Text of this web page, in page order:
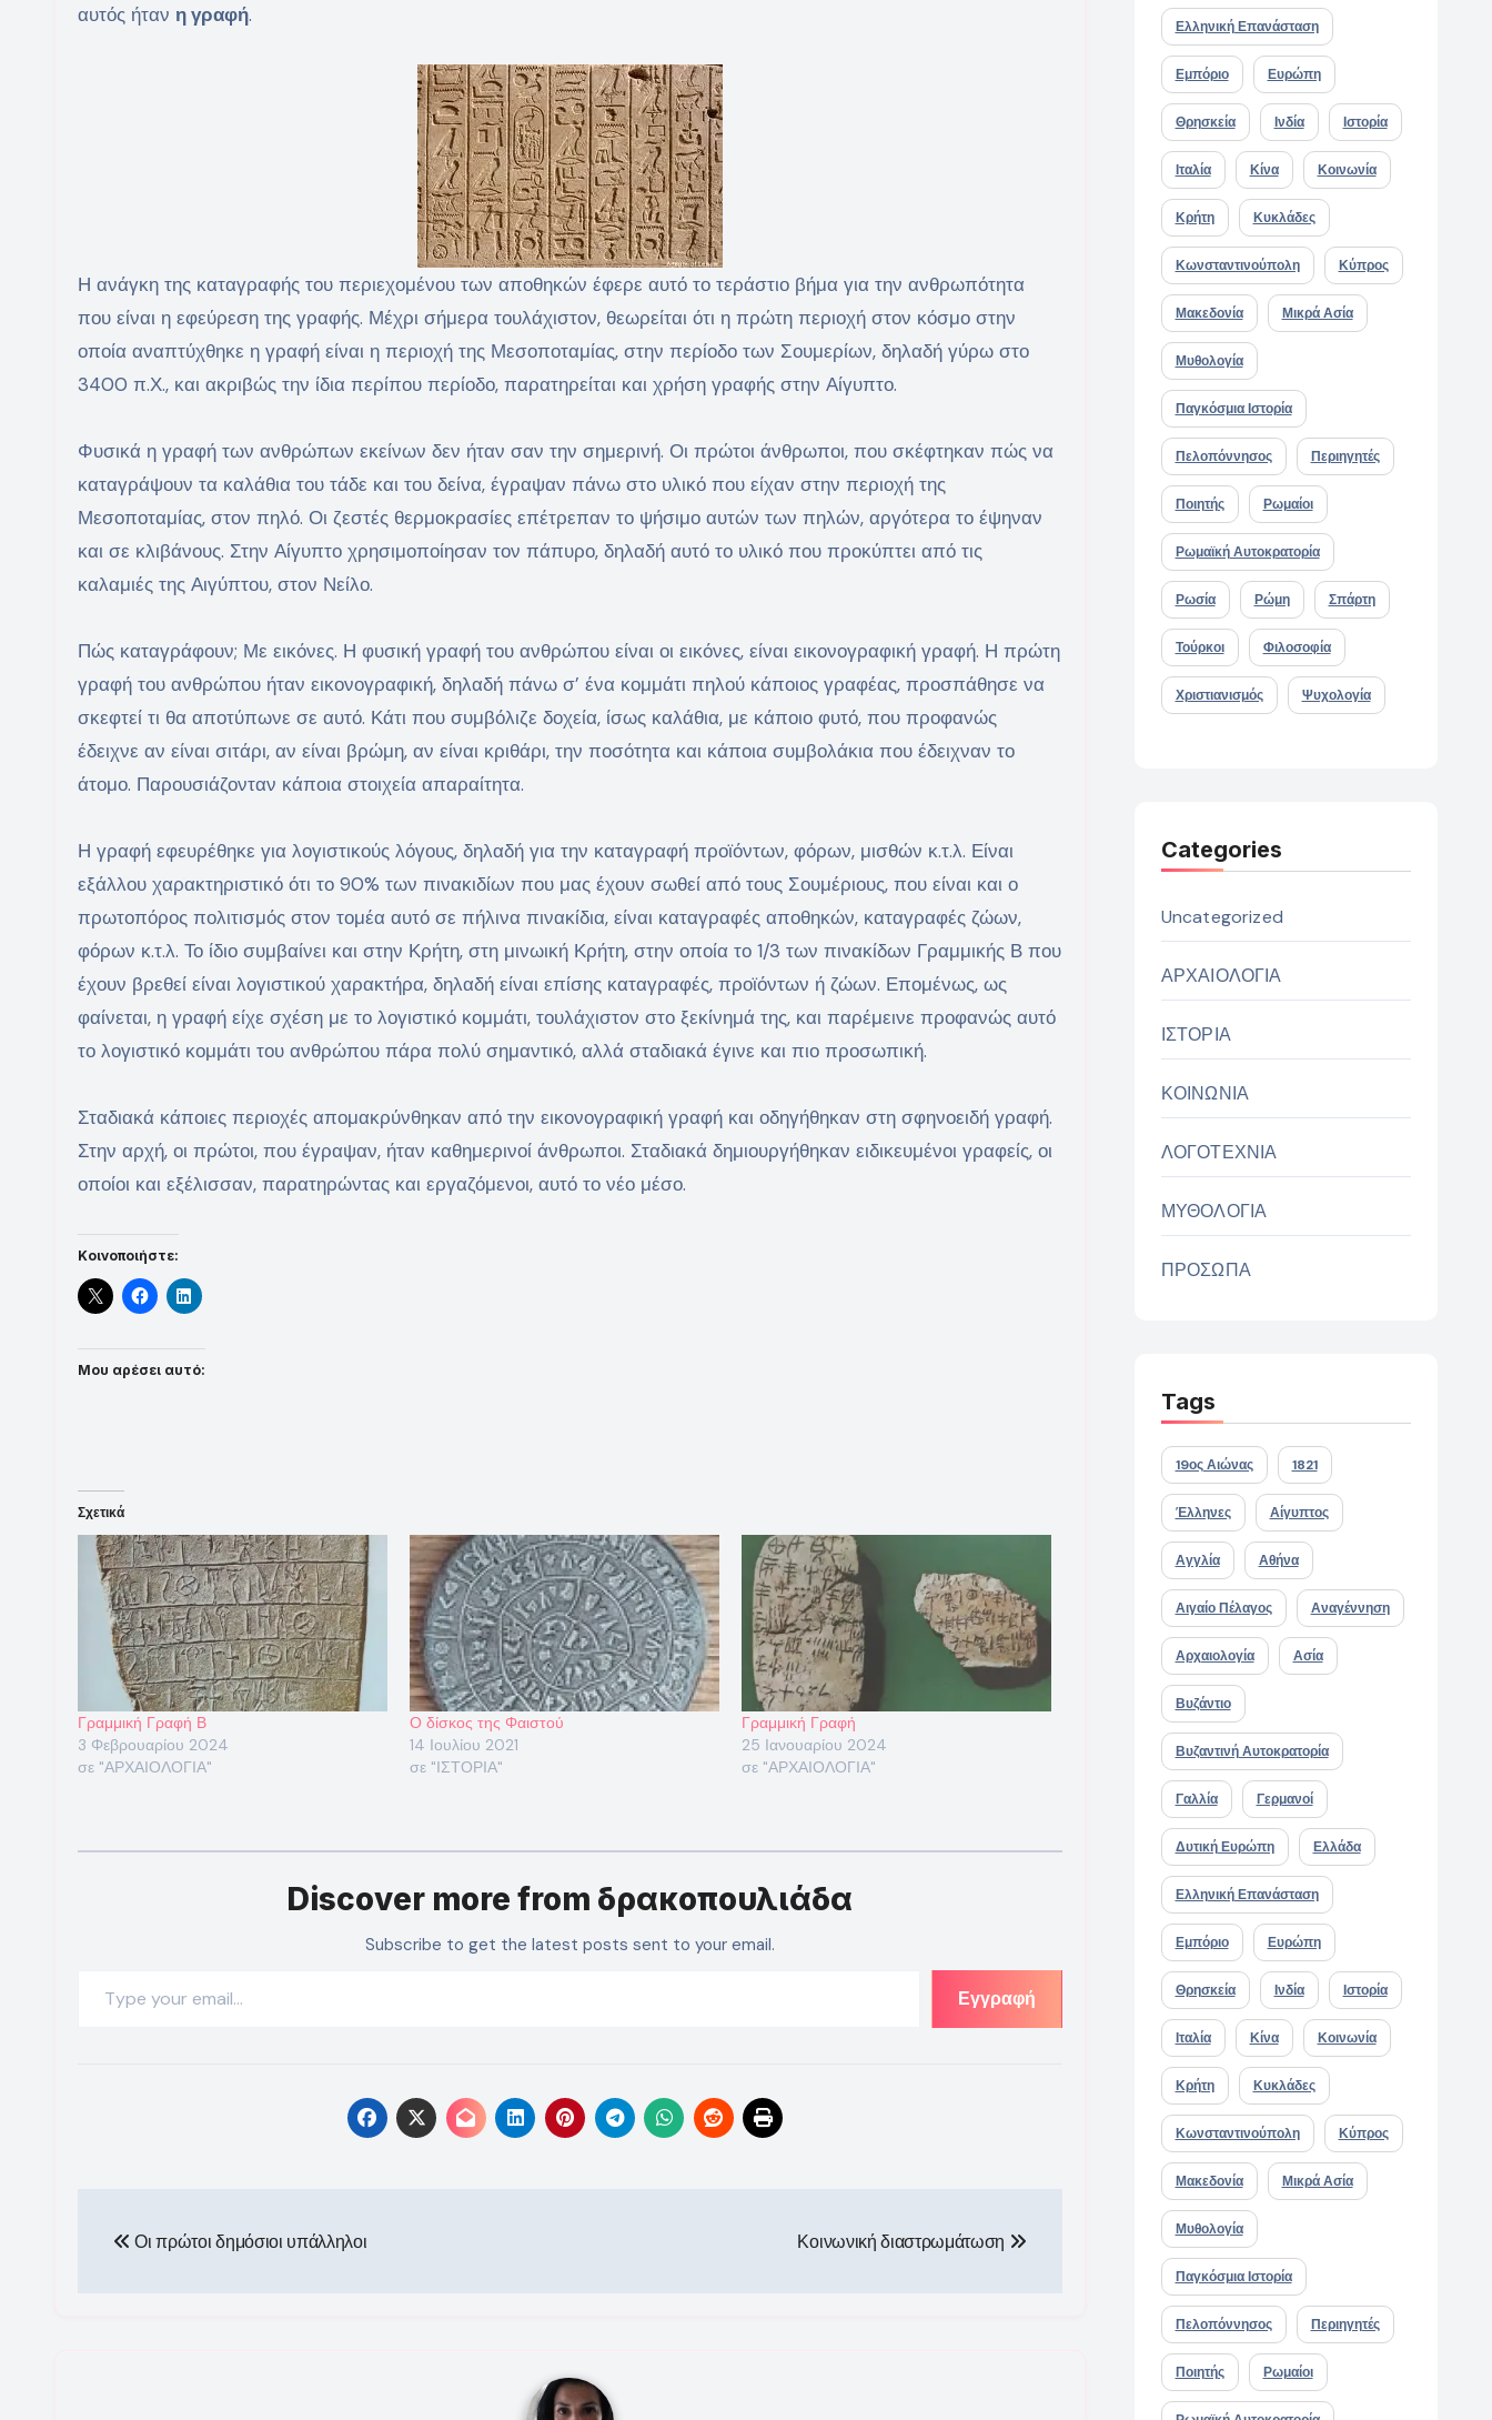
αυτός ήταν η γραφή.
Η ανάγκη της καταγραφής του περιεχομένου των αποθηκών έφερε αυτό το τεράστιο βήμα για την ανθρωπότητα
που είναι η εφεύρεση της γραφής. Μέχρι σήμερα τουλάχιστον, θεωρείται ότι η πρώτη περιοχή στον κόσμο στην
οποία αναπτύχθηκε η γραφή είναι η περιοχή της Μεσοποταμίας, στην περίοδο των Σουμερίων, δηλαδή γύρω στο
3400 π.Χ., και ακριβώς την ίδια περίπου περίοδο, παρατηρείται και χρήση γραφής στην Αίγυπτο.
Φυσικά η γραφή των ανθρώπων εκείνων δεν ήταν σαν την σημερινή. Οι πρώτοι άνθρωποι, που σκέφτηκαν πώς να
καταγράψουν τα καλάθια του τάδε και του δείνα, έγραψαν πάνω στο υλικό που είχαν στην περιοχή της
Μεσοποταμίας, στον πηλό. Οι ζεστές θερμοκρασίες επέτρεπαν το ψήσιμο αυτών των πηλών, αργότερα το έψηναν
και σε κλιβάνους. Στην Αίγυπτο χρησιμοποίησαν τον πάπυρο, δηλαδή αυτό το υλικό που προκύπτει από τις
καλαμιές της Αιγύπτου, στον Νείλο.
Πώς καταγράφουν; Με εικόνες. Η φυσική γραφή του ανθρώπου είναι οι εικόνες, είναι εικονογραφική γραφή. Η πρώτη
γραφή του ανθρώπου ήταν εικονογραφική, δηλαδή πάνω σ’ ένα κομμάτι πηλού κάποιος γραφέας, προσπάθησε να
σκεφτεί τι θα αποτύπωνε σε αυτό. Κάτι που συμβόλιζε δοχεία, ίσως καλάθια, με κάποιο φυτό, που προφανώς
έδειχνε αν είναι σιτάρι, αν είναι βρώμη, αν είναι κριθάρι, την ποσότητα και κάποια συμβολάκια που έδειχναν το
άτομο. Παρουσιάζονταν κάποια στοιχεία απαραίτητα.
Η γραφή εφευρέθηκε για λογιστικούς λόγους, δηλαδή για την καταγραφή προϊόντων, φόρων, μισθών κ.τ.λ. Είναι
εξάλλου χαρακτηριστικό ότι το 90% των πινακιδίων που μας έχουν σωθεί από τους Σουμέριους, που είναι και ο
πρωτοπόρος πολιτισμός στον τομέα αυτό σε πήλινα πινακίδια, είναι καταγραφές αποθηκών, καταγραφές ζώων,
φόρων κ.τ.λ. Το ίδιο συμβαίνει και στην Κρήτη, στη μινωική Κρήτη, στην οποία το 1/3 των πινακίδων Γραμμικής Β που
έχουν βρεθεί είναι λογιστικού χαρακτήρα, δηλαδή είναι επίσης καταγραφές, προϊόντων ή ζώων. Επομένως, ως
φαίνεται, η γραφή είχε σχέση με το λογιστικό κομμάτι, τουλάχιστον στο ξεκίνημά της, και παρέμεινε προφανώς αυτό
το λογιστικό κομμάτι του ανθρώπου πάρα πολύ σημαντικό, αλλά σταδιακά έγινε και πιο προσωπική.
Σταδιακά κάποιες περιοχές απομακρύνθηκαν από την εικονογραφική γραφή και οδηγήθηκαν στη σφηνοειδή γραφή.
Στην αρχή, οι πρώτοι, που έγραψαν, ήταν καθημερινοί άνθρωποι. Σταδιακά δημιουργήθηκαν ειδικευμένοι γραφείς, οι
οποίοι και εξέλισσαν, παρατηρώντας και εργαζόμενοι, αυτό το νέο μέσο.
Κοινοποιήστε:
Μου αρέσει αυτό:
Σχετικά
Γραμμική Γραφή Β
3 Φεβρουαρίου 2024
σε "ΑΡΧΑΙΟΛΟΓΙΑ"
Ο δίσκος της Φαιστού
14 Ιουλίου 2021
σε "ΙΣΤΟΡΙΑ"
Γραμμική Γραφή
25 Ιανουαρίου 2024
σε "ΑΡΧΑΙΟΛΟΓΙΑ"
Discover more from δρακοπουλιάδα
Subscribe to get the latest posts sent to your email.
Εγγραφή
άρθρων
Οι πρώτοι δημόσιοι υπάλληλοι Κοινωνική διαστρωμάτωση
Ελληνική Επανάσταση
Εμπόριο Ευρώπη
Θρησκεία Ινδία Ιστορία
Ιταλία Κίνα Κοινωνία
Κρήτη Κυκλάδες
Κωνσταντινούπολη Κύπρος
Μακεδονία Μικρά Ασία
Μυθολογία
Παγκόσμια Ιστορία
Πελοπόννησος Περιηγητές
Ποιητής Ρωμαίοι
Ρωμαϊκή Αυτοκρατορία
Ρωσία Ρώμη Σπάρτη
Τούρκοι Φιλοσοφία
Χριστιανισμός Ψυχολογία
Categories
Uncategorized
ΑΡΧΑΙΟΛΟΓΙΑ
ΙΣΤΟΡΙΑ
ΚΟΙΝΩΝΙΑ
ΛΟΓΟΤΕΧΝΙΑ
ΜΥΘΟΛΟΓΙΑ
ΠΡΟΣΩΠΑ
Tags
19ος Αιώνας 1821
Έλληνες Αίγυπτος
Αγγλία Αθήνα
Αιγαίο Πέλαγος Αναγέννηση
Αρχαιολογία Ασία
Βυζάντιο
Βυζαντινή Αυτοκρατορία
Γαλλία Γερμανοί
Δυτική Ευρώπη Ελλάδα
Ελληνική Επανάσταση
Εμπόριο Ευρώπη
Θρησκεία Ινδία Ιστορία
Ιταλία Κίνα Κοινωνία
Κρήτη Κυκλάδες
Κωνσταντινούπολη Κύπρος
Μακεδονία Μικρά Ασία
Μυθολογία
Παγκόσμια Ιστορία
Πελοπόννησος Περιηγητές
Ποιητής Ρωμαίοι